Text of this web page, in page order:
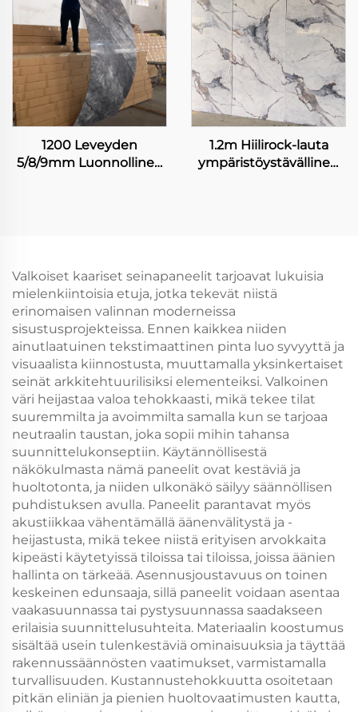
WPC Ruudukko Tausta
Taideteos Louveri
Kaunokoriste
seinälappu
1200 Leveyden
5/8/9mm Luonnollinen
1.2m Hiilirock-lauta
ympäristöystävällinen
Valkoiset kaariset seinapaneelit tarjoavat lukuisia
mielenkiintoisia etuja, jotka tekevät niistä
erinomaisen valinnan moderneissa
sisustusprojekteissa. Ennen kaikkea niiden
ainutlaatuinen tekstimaattinen pinta luo syvyyttä ja
visuaalista kiinnostusta, muuttamalla yksinkertaiset
seinät arkkitehtuurilisiksi elementeiksi. Valkoinen
väri heijastaa valoa tehokkaasti, mikä tekee tilat
suuremmilta ja avoimmilta samalla kun se tarjoaa
neutraalin taustan, joka sopii mihin tahansa
suunnittelukonseptiin. Käytännöllisestä
näkökulmasta nämä paneelit ovat kestäviä ja
huoltotonta, ja niiden ulkonäkö säilyy säännöllisen
puhdistuksen avulla. Paneelit parantavat myös
akustiikkaa vähentämällä äänenvälitystä ja -
heijastusta, mikä tekee niistä erityisen arvokkaita
kipeästi käytetyissä tiloissa tai tiloissa, joissa äänien
hallinta on tärkeää. Asennusjoustavuus on toinen
keskeinen edunsaaja, sillä paneelit voidaan asentaa
vaakasuunnassa tai pystysuunnassa saadakseen
erilaisia suunnittelusuhteita. Materiaalin koostumus
sisältää usein tulenkestäviä ominaisuuksia ja täyttää
rakennussäännösten vaatimukset, varmistamalla
turvallisuuden. Kustannustehokkuutta osoitetaan
pitkän eliniän ja pienien huoltovaatimusten kautta,